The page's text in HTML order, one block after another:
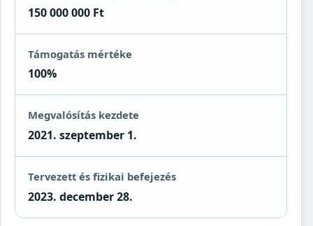
150 000 000 Ft
Támogatás mértéke
100%
Megvalósítás kezdete
2021. szeptember 1.
Tervezett és fizikai befejezés
2023. december 28.